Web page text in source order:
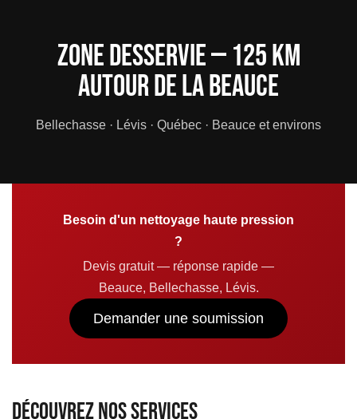
Zone desservie — 125 km
autour de la Beauce
Bellechasse · Lévis · Québec · Beauce et environs
Besoin d'un nettoyage haute pression
?
Devis gratuit — réponse rapide —
Beauce, Bellechasse, Lévis.
Demander une soumission
Découvrez nos services